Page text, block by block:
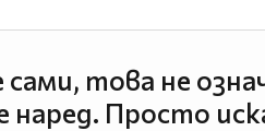
това не
наред. Просто